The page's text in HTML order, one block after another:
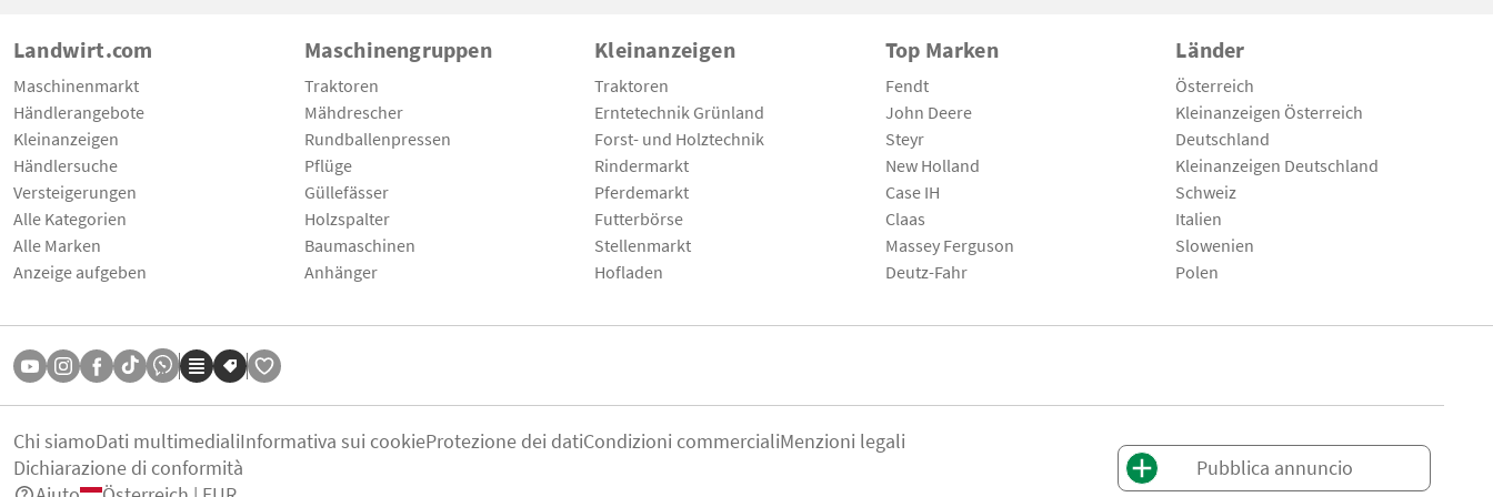
Landwirt.com
Maschinenmarkt
Händlerangebote
Kleinanzeigen
Händlersuche
Versteigerungen
Alle Kategorien
Alle Marken
Anzeige aufgeben
Maschinengruppen
Traktoren
Mähdrescher
Rundballenpressen
Pflüge
Güllefässer
Holzspalter
Baumaschinen
Anhänger
Kleinanzeigen
Traktoren
Erntetechnik Grünland
Forst- und Holztechnik
Rindermarkt
Pferdemarkt
Futterbörse
Stellenmarkt
Hofladen
Top Marken
Fendt
John Deere
Steyr
New Holland
Case IH
Claas
Massey Ferguson
Deutz-Fahr
Länder
Österreich
Kleinanzeigen Österreich
Deutschland
Kleinanzeigen Deutschland
Schweiz
Italien
Slowenien
Polen
Chi siamoDati multimedialiInformativa sui cookieProtezione dei datiCondizioni commercialiMenzioni legali
Dichiarazione di conformità
Pubblica annuncio